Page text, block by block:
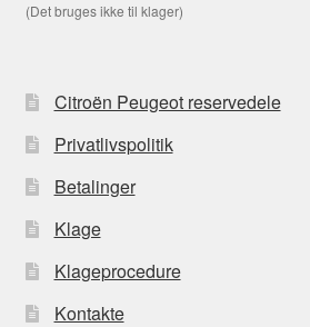
(Det bruges ikke til klager)
Citroën Peugeot reservedele
Privatlivspolitik
Betalinger
Klage
Klageprocedure
Kontakte